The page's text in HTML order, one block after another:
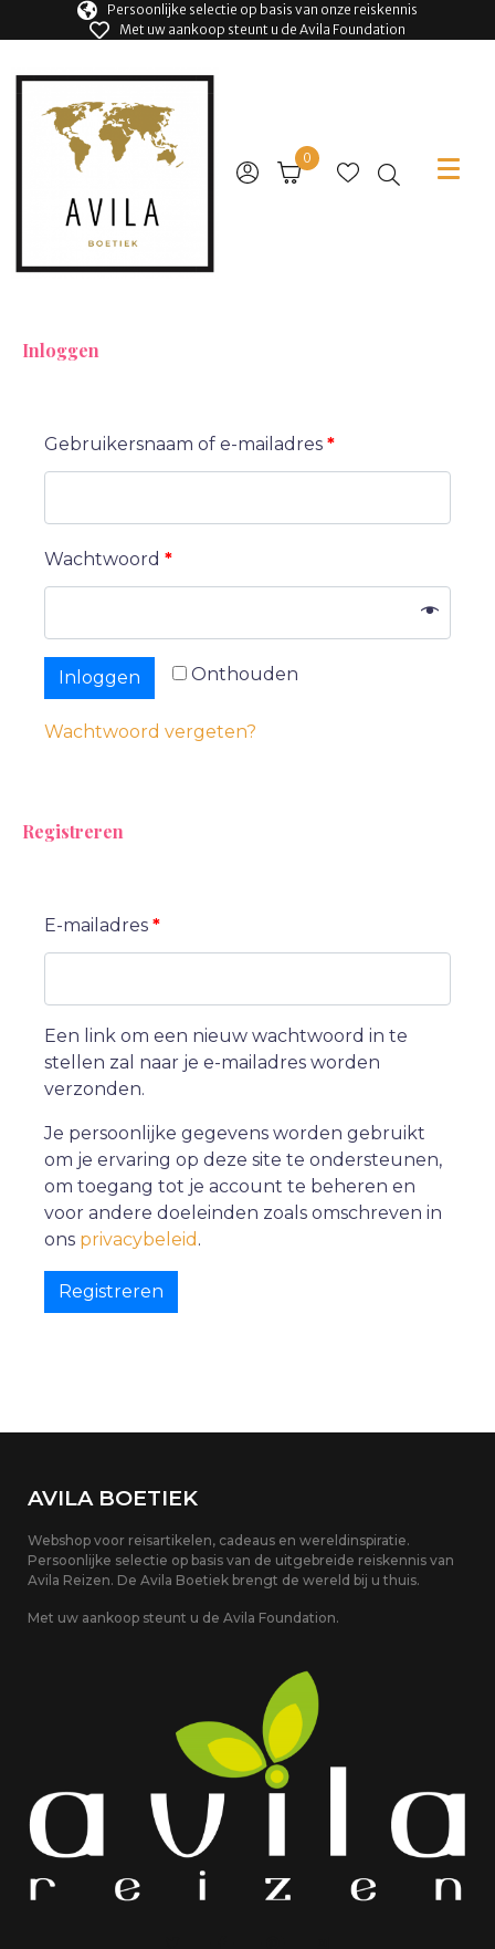
Persoonlijke selectie op basis van onze reiskennis
Met uw aankoop steunt u de Avila Foundation
0
Inloggen
Gebruikersnaam of e-mailadres *
Wachtwoord *
Onthouden
Inloggen
Wachtwoord vergeten?
Registreren
E-mailadres *
Een link om een nieuw wachtwoord in te
stellen zal naar je e-mailadres worden
verzonden.
Je persoonlijke gegevens worden gebruikt
om je ervaring op deze site te ondersteunen,
om toegang tot je account te beheren en
voor andere doeleinden zoals omschreven in
ons privacybeleid .
Registreren
AVILA BOETIEK
Webshop voor reisartikelen, cadeaus en wereldinspiratie.
Persoonlijke selectie op basis van de uitgebreide reiskennis van
Avila Reizen. De Avila Boetiek brengt de wereld bij u thuis.
Met uw aankoop steunt u de Avila Foundation.